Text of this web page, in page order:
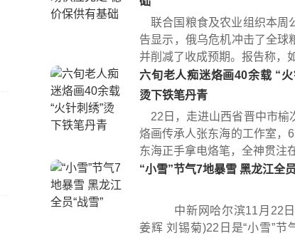
联合国粮食及农业组织本周
告显示，俄乌危机冲击了全球
并削减了收成预期。报告称，
六旬老人痴迷烙画40余载 “火针刺绣”
烫下铁笔丹青
22日，走进山西省晋中市榆
烙画传承人张东海的工作室，
东海正手拿电烙笔，全神贯注
“小雪”节气7地暴雪 黑龙江全
中新网哈尔滨11月22日
姜辉 刘锡菊)22日是“小雪”节